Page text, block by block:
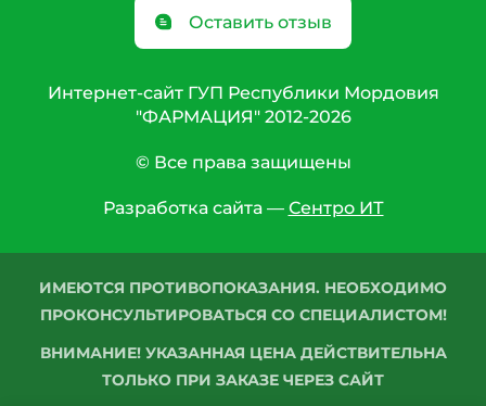
Оставить отзыв
Интернет-сайт ГУП Республики Мордовия
"ФАРМАЦИЯ" 2012-2026
© Все права защищены
Разработка сайта — Сентро ИТ
ИМЕЮТСЯ ПРОТИВОПОКАЗАНИЯ. НЕОБХОДИМО
ПРОКОНСУЛЬТИРОВАТЬСЯ СО СПЕЦИАЛИСТОМ!
ВНИМАНИЕ! УКАЗАННАЯ ЦЕНА ДЕЙСТВИТЕЛЬНА
ТОЛЬКО ПРИ ЗАКАЗЕ ЧЕРЕЗ САЙТ